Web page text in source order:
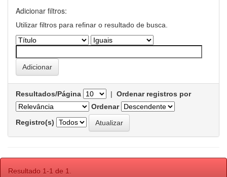
Adicionar filtros:
Utilizar filtros para refinar o resultado de busca.
Resultados/Página | Ordenar registros por
Ordenar
Registro(s)
Resultado 1-1 de 1.